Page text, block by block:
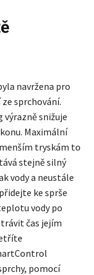
navržena pro
sprchování.
výrazně snižuje
Maximální
tryskám to
stejně silný
vody a neustále
ke sprše
vody po
čas jejím
pomocí